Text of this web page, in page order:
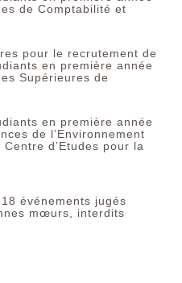
de Comptabilité et
pour le recrutement de
en première année
Supérieures de
en première année
de l’Environnement
d’Etudes pour la
événements jugés
mœurs, interdits